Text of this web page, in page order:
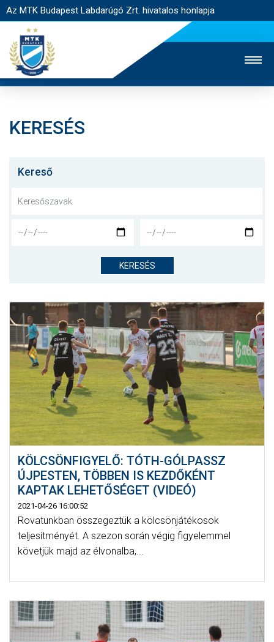
Az MTK Budapest Labdarúgó Zrt. hivatalos honlapja
JEGYÉRTÉKESÍTÉS
NYITÓLAP
CSAPATOK
KLUB
GALÉRIA
SZURKOLÓI ÉLMÉNYEK
AKKREDITÁCIÓ
KERESÉS
Kereső
KERESÉS
KÖLCSÖNFIGYELŐ: TÓTH-GÓLPASSZ
ÚJPESTEN, TÖBBEN IS KEZDŐKÉNT
KAPTAK LEHETŐSÉGET (VIDEÓ)
2021-04-26 16:00:52
Rovatunkban összegeztük a kölcsönjátékosok
teljesítményét. A szezon során végig figyelemmel
követjük majd az élvonalba,...